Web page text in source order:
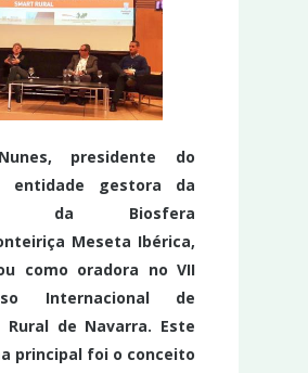
presidente do
entidade gestora da
da Biosfera
Meseta Ibérica,
como oradora no VII
Internacional de
Rural de Navarra. Este
principal foi o conceito